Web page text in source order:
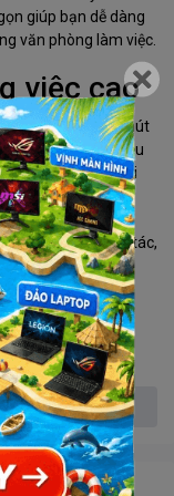
giúp bạn dễ dàng
văn phòng làm việc.
việc cao
lên tới 18 trang/phút
đáp ứng được hiệu
Với độ phân giải
nét, không bị mờ
laser Canon
bản thảo tới đối tác,